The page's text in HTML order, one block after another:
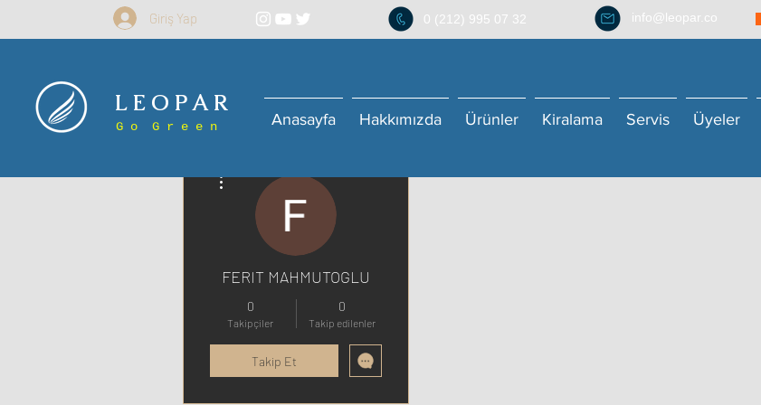
Giriş Yap 0 (212) 995 07 32 info@leopar.co
L E O P A R
G o G r e e n Anasayfa Hakkımızda Ürünler Kiralama Servis Üyeler
FERIT MAHMUTOGLU
0
Takipçiler
0
Takip edilenler
Takip Et